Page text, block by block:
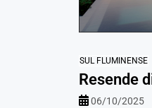
SUL FLUMINENSE
Resende
06/10/2025